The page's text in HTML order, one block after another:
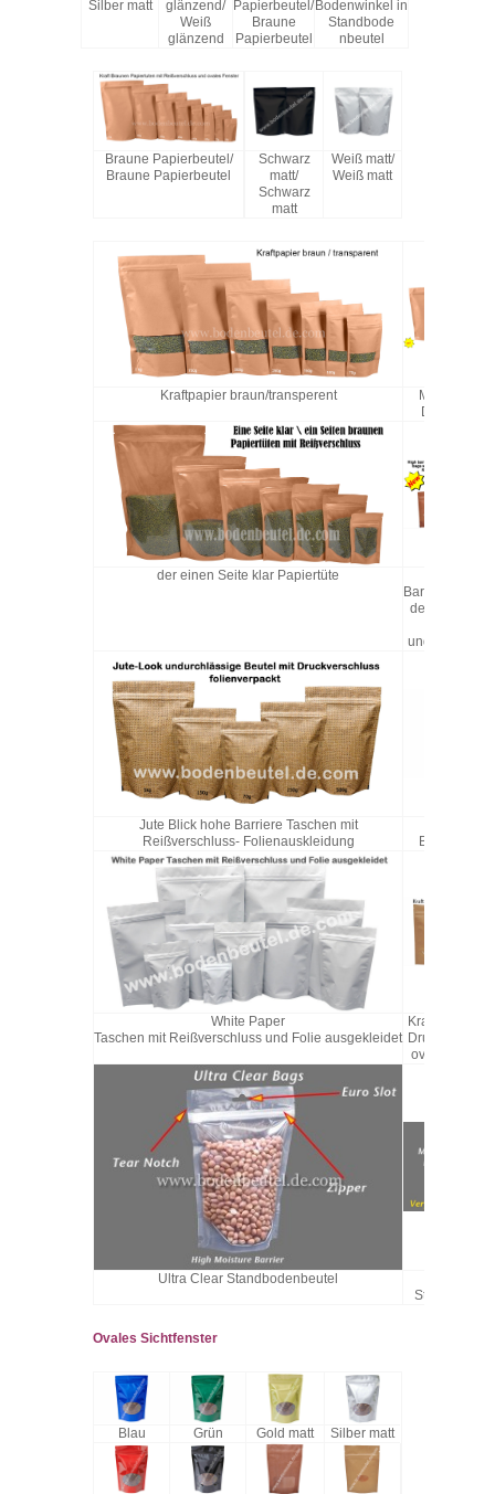
Silber matt
glänzend/
Weiß
glänzend
Papierbeutel/
Braune
Papierbeutel
Bodenwinkel in
Standbode
nbeutel
Braune Papierbeutel/
Braune Papierbeutel
Schwarz
matt/
Schwarz
matt
Weiß matt/
Weiß matt
Kraftpapier braun/transperent
Mit
der einen Seite klar Papiertüte
der
und
Jute Blick hohe Barriere Taschen mit
Reißverschluss- Folienauskleidung
Barriere
White Paper
Taschen mit Reißverschluss und Folie ausgekleidet
ovalem
Ultra Clear Standbodenbeutel
Ovales Sichtfenster
Blau Grün Gold matt Silber matt